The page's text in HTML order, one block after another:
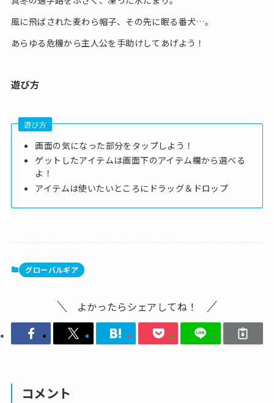
風に飛ばされた麦わら帽子、その先に眠る番犬…。
あらゆる危機から主人公を手助けしてあげよう！
遊び方
遊び方
画面の気になった部分をタップしよう！
ゲットしたアイテムは画面下のアイテム欄から選べる
よ！
アイテムは使いたいところにドラッグ＆ドロップ
グローバルギア
よかったらシェアしてね！
コメント